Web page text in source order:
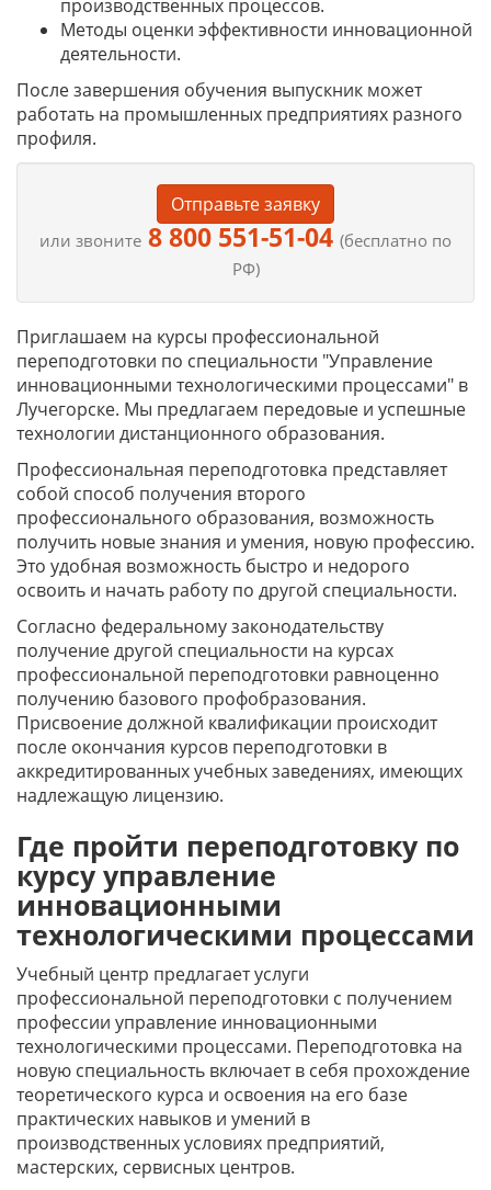
производственных процессов.
Методы оценки эффективности инновационной
деятельности.
После завершения обучения выпускник может
работать на промышленных предприятиях разного
профиля.
Отправьте заявку
или звоните 8 800 551-51-04 (бесплатно по
РФ)
Приглашаем на курсы профессиональной
переподготовки по специальности "Управление
инновационными технологическими процессами" в
Лучегорске. Мы предлагаем передовые и успешные
технологии дистанционного образования.
Профессиональная переподготовка представляет
собой способ получения второго
профессионального образования, возможность
получить новые знания и умения, новую профессию.
Это удобная возможность быстро и недорого
освоить и начать работу по другой специальности.
Согласно федеральному законодательству
получение другой специальности на курсах
профессиональной переподготовки равноценно
получению базового профобразования.
Присвоение должной квалификации происходит
после окончания курсов переподготовки в
аккредитированных учебных заведениях, имеющих
надлежащую лицензию.
Где пройти переподготовку по
курсу управление
инновационными
технологическими процессами
Учебный центр предлагает услуги
профессиональной переподготовки с получением
профессии управление инновационными
технологическими процессами. Переподготовка на
новую специальность включает в себя прохождение
теоретического курса и освоения на его базе
практических навыков и умений в
производственных условиях предприятий,
мастерских, сервисных центров.